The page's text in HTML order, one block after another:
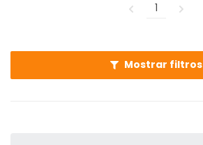
1
Mostrar filtros